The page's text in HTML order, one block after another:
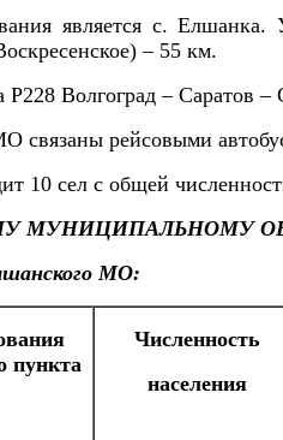
является с.
– 55 км.
Волгоград – Саратов –
связаны рейсовыми
10 сел с общей
МУНИЦИПАЛЬНОМУ
МО:
пункта
Численность
населения